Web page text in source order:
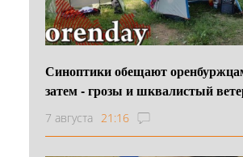
Синоптики обещают
затем - грозы и шквалистый
7 августа 21:16